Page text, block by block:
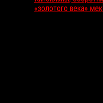
«золотого века»